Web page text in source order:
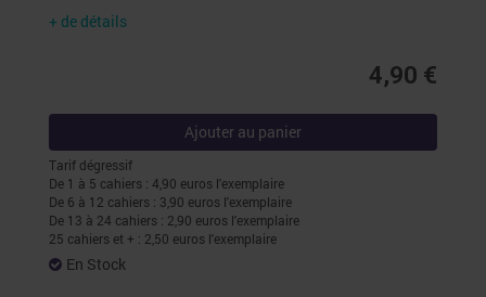
+ de détails
4,90 €
Ajouter au panier
Tarif dégressif
De 1 à 5 cahiers : 4,90 euros l'exemplaire
De 6 à 12 cahiers : 3,90 euros l'exemplaire
De 13 à 24 cahiers : 2,90 euros l'exemplaire
25 cahiers et + : 2,50 euros l'exemplaire
En Stock